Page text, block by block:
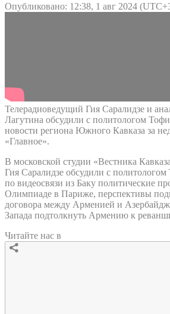
Опубликовано: 12:38, 1 авг 2024
Телерадиоведущий Гия Саралидзе и
Лагутина обсудили с политологом
новости региона Южного Кавказа за
«Главное».
В московской студии «Вестника
Гия Саралидзе обсудили с
по видеосвязи из Баку политические
Олимпиаде в Париже, перспективы
договора между Арменией и
Запада подтолкнуть Армению к
Читайте нас в